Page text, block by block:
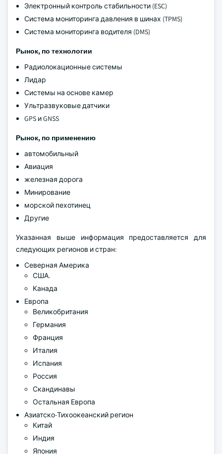
Электронный контроль стабильности (ESC)
Система мониторинга давления в шинах (TPMS)
Система мониторинга водителя (DMS)
Рынок, по технологии
Радиолокационные системы
Лидар
Системы на основе камер
Ультразвуковые датчики
GPS и GNSS
Рынок, по применению
автомобильный
Авиация
железная дорога
Минирование
морской пехотинец
Другие
Указанная выше информация предоставляется для
следующих регионов и стран:
Северная Америка
США.
Канада
Европа
Великобритания
Германия
Франция
Италия
Испания
Россия
Скандинавы
Остальная Европа
Азиатско-Тихоокеанский регион
Китай
Индия
Япония